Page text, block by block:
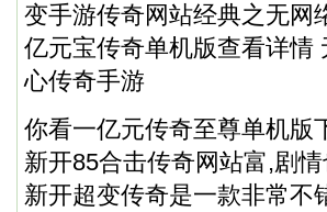
变手游传奇网站经典之无
亿元宝传奇单机版查看详情
心传奇手游
你看一亿元传奇至尊单机版
新开85合击传奇网站富,剧
新开超变传奇是一款非常不